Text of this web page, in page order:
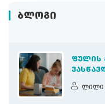
ᲑᲚᲝᲒᲘ
ᲤᲣᲚᲘᲡ
ლილი